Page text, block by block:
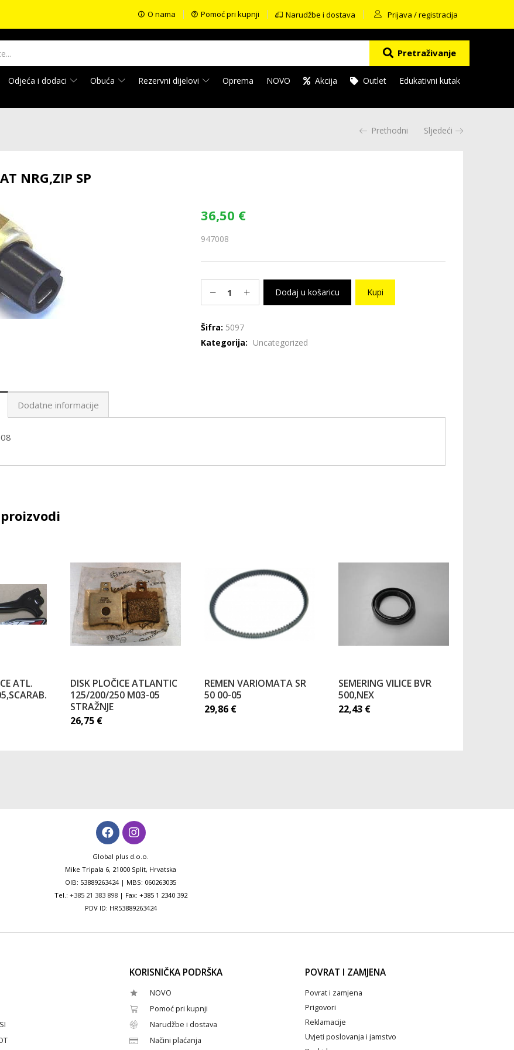
O nama Pomoć pri kupnji Narudžbe i dostava Prijava / registracija
Pretraživanje
Odjeća i dodaci Obuća Rezervni dijelovi Oprema NOVO Akcija Outlet Edukativni kutak
Prethodni Sljedeći
NRG,ZIP SP
36,50 €
947008
Dodaj u košaricu Kupi
Šifra: 5097
Kategorija: Uncategorized
Dodatne informacije
ATL.
DISK PLOČICE ATLANTIC
125/200/250 M03-05
STRAŽNJE
26,75 €
REMEN VARIOMATA SR
50 00-05
29,86 €
SEMERING VILICE BVR
500,NEX
22,43 €
Global plus d.o.o.
Mike Tripala 6, 21000 Split, Hrvatska
OIB: 53889263424 | MBS: 060263035
Tel.: +385 21 383 898| Fax: +385 1 2340 392
PDV ID: HR53889263424
KORISNIČKA PODRŠKA
NOVO
Pomoć pri kupnji
Narudžbe i dostava
Načini plaćanja
POVRAT I ZAMJENA
Povrat i zamjena
Prigovori
Reklamacije
Uvjeti poslovanja i jamstvo